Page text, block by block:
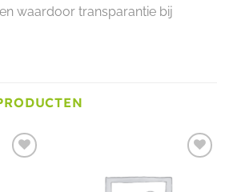
waardoor transparantie bij